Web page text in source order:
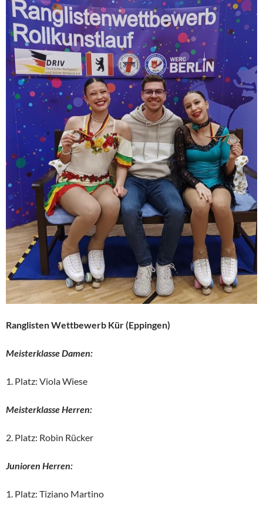
Ranglisten Wettbewerb Kür (Eppingen)
Meisterklasse Damen:
1. Platz: Viola Wiese
Meisterklasse Herren:
2. Platz: Robin Rücker
Junioren Herren:
1. Platz: Tiziano Martino